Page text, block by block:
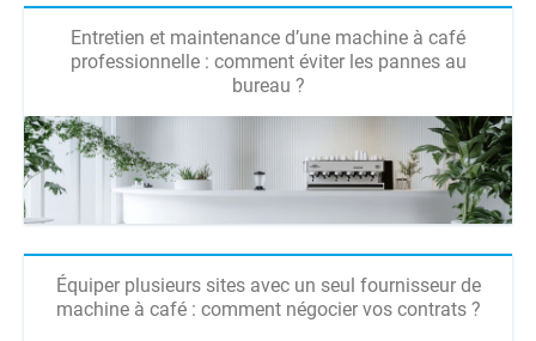
Entretien et maintenance d’une machine à café
professionnelle : comment éviter les pannes au
bureau ?
Équiper plusieurs sites avec un seul fournisseur de
machine à café : comment négocier vos contrats ?